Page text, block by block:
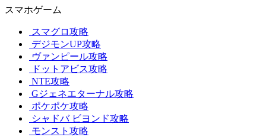
スマホゲーム
スマグロ攻略
デジモンUP攻略
ヴァンピール攻略
ドットアビス攻略
NTE攻略
Gジェネエターナル攻略
ポケポケ攻略
シャドバ ビヨンド攻略
モンスト攻略